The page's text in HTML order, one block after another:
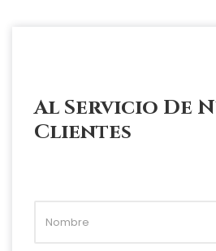
Al Servicio De
Clientes